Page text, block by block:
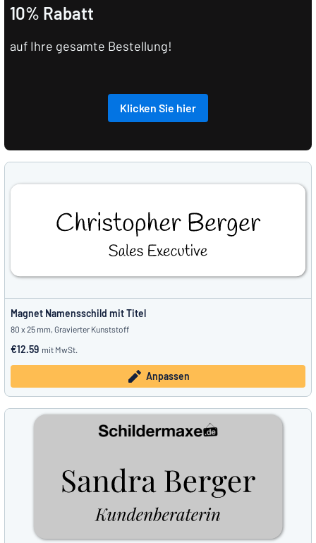
10% Rabatt
auf Ihre gesamte Bestellung!
Klicken Sie hier
Magnet Namensschild mit Titel
80 x 25 mm, Gravierter Kunststoff
€12.59 mit MwSt.
Anpassen